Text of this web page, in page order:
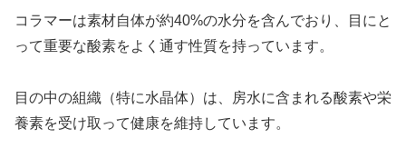
コラマーは素材自体が約40%の水分を含んでおり、目にと
って重要な酸素をよく通す性質を持っています。
目の中の組織（特に水晶体）は、房水に含まれる酸素や栄
養素を受け取って健康を維持しています。